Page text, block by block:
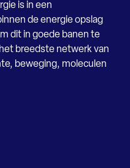
is in een
de energie opslag
dit in goede banen te
breedste netwerk van
beweging, moleculen